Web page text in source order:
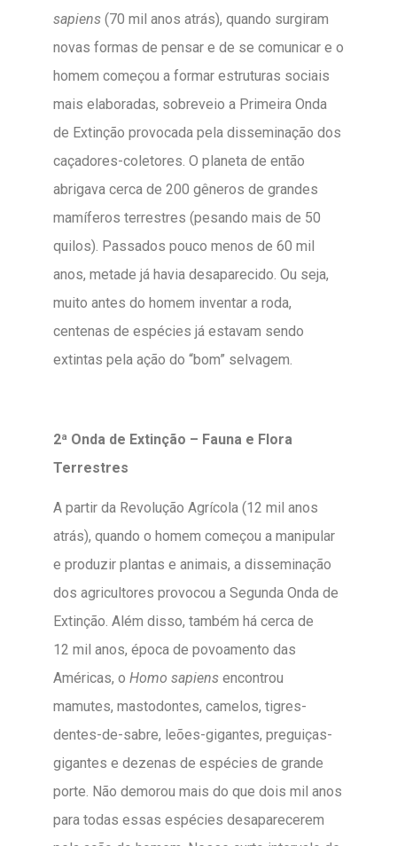
sapiens (70 mil anos atrás), quando surgiram
novas formas de pensar e de se comunicar e o
homem começou a formar estruturas sociais
mais elaboradas, sobreveio a Primeira Onda
de Extinção provocada pela disseminação dos
caçadores-coletores. O planeta de então
abrigava cerca de 200 gêneros de grandes
mamíferos terrestres (pesando mais de 50
quilos). Passados pouco menos de 60 mil
anos, metade já havia desaparecido. Ou seja,
muito antes do homem inventar a roda,
centenas de espécies já estavam sendo
extintas pela ação do “bom” selvagem.
2ª Onda de Extinção – Fauna e Flora
Terrestres
A partir da Revolução Agrícola (12 mil anos
atrás), quando o homem começou a manipular
e produzir plantas e animais, a disseminação
dos agricultores provocou a Segunda Onda de
Extinção. Além disso, também há cerca de
12 mil anos, época de povoamento das
Américas, o Homo sapiens encontrou
mamutes, mastodontes, camelos, tigres-
dentes-de-sabre, leões-gigantes, preguiças-
gigantes e dezenas de espécies de grande
porte. Não demorou mais do que dois mil anos
para todas essas espécies desaparecerem